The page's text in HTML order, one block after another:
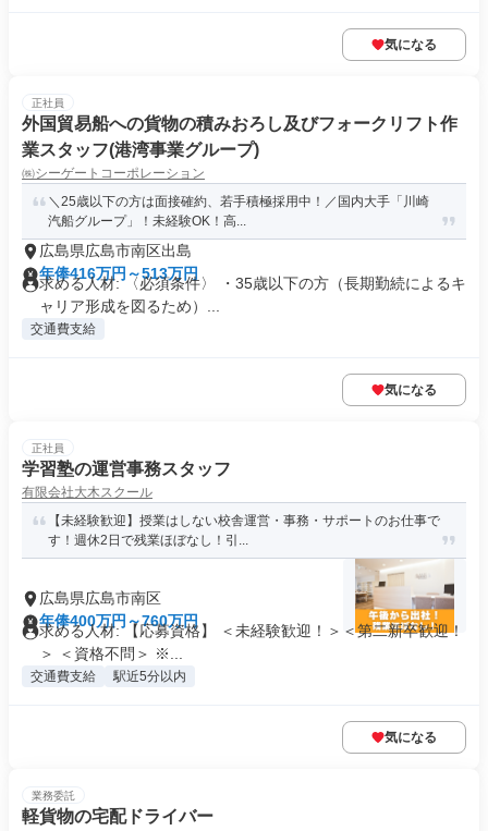
気になる
正社員
外国貿易船への貨物の積みおろし及びフォークリフト作
業スタッフ(港湾事業グループ)
㈱シーゲートコーポレーション
＼25歳以下の方は面接確約、若手積極採用中！／国内大手「川崎
汽船グループ」！未経験OK！高...
広島県広島市南区出島
年俸416万円～513万円
求める人材: 〈必須条件〉 ・35歳以下の方（長期勤続によるキ
ャリア形成を図るため）...
交通費支給
気になる
正社員
学習塾の運営事務スタッフ
有限会社大木スクール
【未経験歓迎】授業はしない校舎運営・事務・サポートのお仕事で
す！週休2日で残業ほぼなし！引...
広島県広島市南区
年俸400万円～760万円
求める人材: 【応募資格】 ＜未経験歓迎！＞＜第二新卒歓迎！
＞ ＜資格不問＞ ※...
交通費支給 駅近5分以内
気になる
業務委託
軽貨物の宅配ドライバー